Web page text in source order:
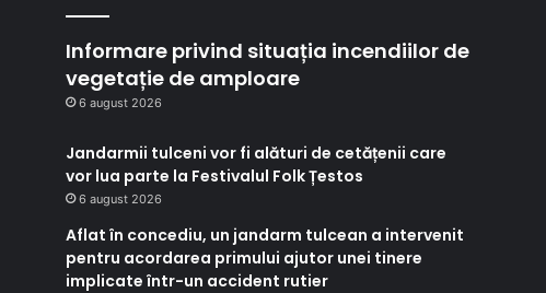
Informare privind situația incendiilor de
vegetație de amploare
6 august 2026
Jandarmii tulceni vor fi alături de cetățenii care
vor lua parte la Festivalul Folk Țestos
6 august 2026
Aflat în concediu, un jandarm tulcean a intervenit
pentru acordarea primului ajutor unei tinere
implicate într-un accident rutier